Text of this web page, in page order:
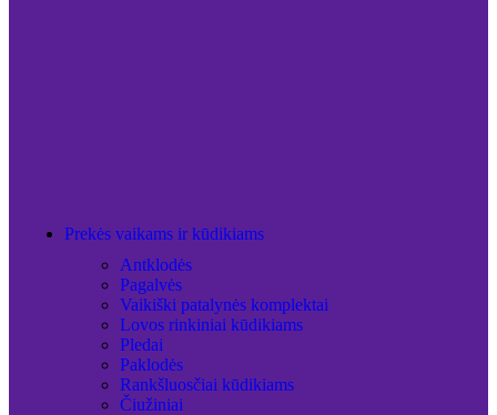
Prekės vaikams ir kūdikiams
Antklodės
Pagalvės
Vaikiški patalynės komplektai
Lovos rinkiniai kūdikiams
Pledai
Paklodės
Rankšluosčiai kūdikiams
Čiužiniai